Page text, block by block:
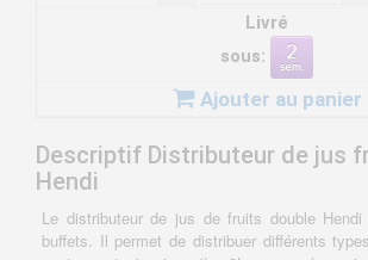
Livré
sous:
Ajouter au panier
Descriptif Distributeur de jus
Hendi
Le distributeur de jus de fruits double
buffets. Il permet de distribuer différents